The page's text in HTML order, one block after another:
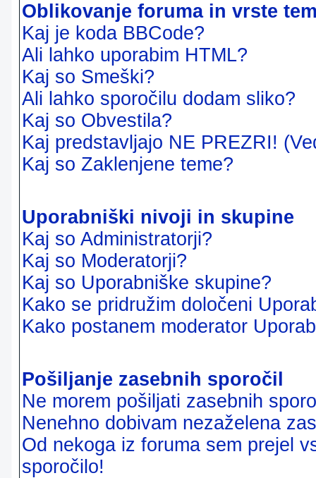
Oblikovanje foruma in vrste
Kaj je koda BBCode?
Ali lahko uporabim HTML?
Kaj so Smeški?
Ali lahko sporočilu dodam sliko?
Kaj so Obvestila?
Kaj predstavljajo NE PREZRI!
Kaj so Zaklenjene teme?
Uporabniški nivoji in skupine
Kaj so Administratorji?
Kaj so Moderatorji?
Kaj so Uporabniške skupine?
Kako se pridružim določeni
Kako postanem moderator
Pošiljanje zasebnih sporočil
Ne morem pošiljati zasebnih
Nenehno dobivam nezaželena
Od nekoga iz foruma sem prejel
sporočilo!